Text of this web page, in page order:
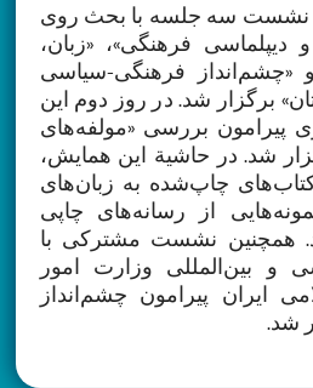
نشست سه جلسه با بحث روی
فرهنگی»، «زبان،
و «چشم‌انداز فرهنگی-سیاسی
برگزار شد. در روز دوم این
بررسی «مولفه‌های
شد. در حاشیة این همایش،
چاپ‌شده به زبان‌های
از رسانه‌های چاپی
همچنین نشست مشترکی با
و بین‌المللی وزارت امور
ایران پیرامون چشم‌انداز
شد.